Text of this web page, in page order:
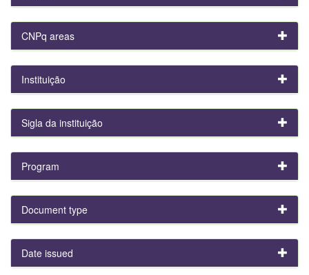
CNPq areas
Instituição
Sigla da instituição
Program
Document type
Date issued